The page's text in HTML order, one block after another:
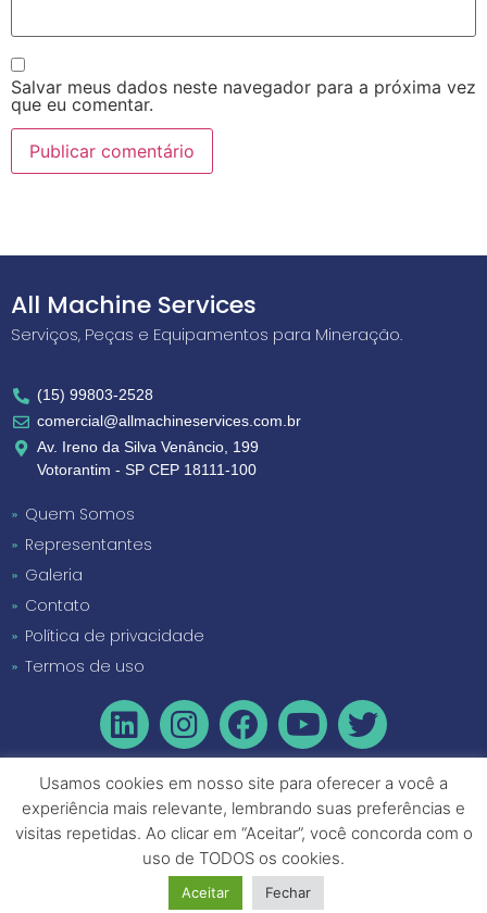
Salvar meus dados neste navegador para a próxima vez
que eu comentar.
All Machine Services
Serviços, Peças e Equipamentos para Mineração.
(15) 99803-2528
comercial@allmachineservices.com.br
Av. Ireno da Silva Venâncio, 199
Votorantim - SP CEP 18111-100
Quem Somos
Representantes
Galeria
Contato
Política de privacidade
Termos de uso
Usamos cookies em nosso site para oferecer a você a
experiência mais relevante, lembrando suas preferências e
visitas repetidas. Ao clicar em “Aceitar”, você concorda com o
uso de TODOS os cookies.
Aceitar Fechar